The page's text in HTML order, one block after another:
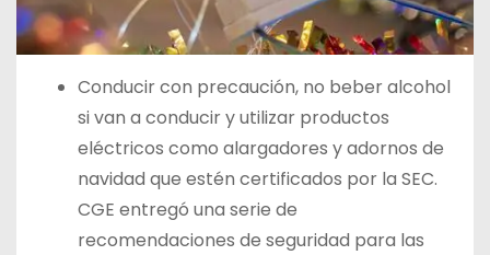
Conducir con precaución, no beber alcohol
si van a conducir y utilizar productos
eléctricos como alargadores y adornos de
navidad que estén certificados por la SEC.
CGE entregó una serie de
recomendaciones de seguridad para las